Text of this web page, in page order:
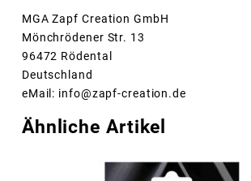
MGA Zapf Creation GmbH
Mönchrödener Str. 13
96472 Rödental
Deutschland
eMail: info@zapf-creation.de
Ähnliche Artikel